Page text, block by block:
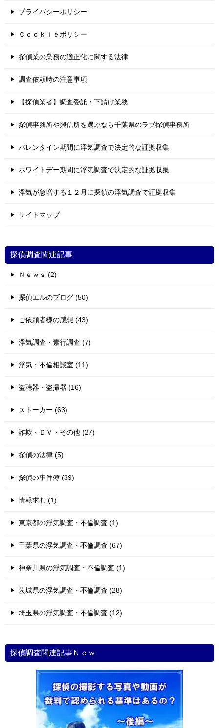
プライバシーポリシー
Ｃｏｏｋｉｅポリシー
探偵業の業務の適正化に関する法律
調査依頼時の注意事項
【探偵業者】調査委託・下請け業務
探偵事務所や興信所を選ぶなら千葉県のラブ探偵事務所
バレンタイン期間に浮気調査で決定的な証拠収集
ホワイトデー期間に浮気調査で決定的な証拠収集
浮気が急増する１２月に探偵の浮気調査で証拠収集
サイトマップ
探偵調査関連記事
Ｎｅｗｓ (2)
探偵エルのブログ (50)
ご依頼者様の感想 (43)
浮気調査・素行調査 (7)
浮気・不倫相談室 (11)
盗聴器・盗撮器 (16)
ストーカー (63)
詐欺・ＤＶ・その他 (27)
探偵の法律 (5)
探偵の事件簿 (39)
情報求む (1)
東京都の浮気調査・不倫調査 (1)
千葉県の浮気調査・不倫調査 (67)
神奈川県の浮気調査・不倫調査 (1)
茨城県の浮気調査・不倫調査 (28)
埼玉県の浮気調査・不倫調査 (12)
探偵調査関連記事Ｎｅｗ